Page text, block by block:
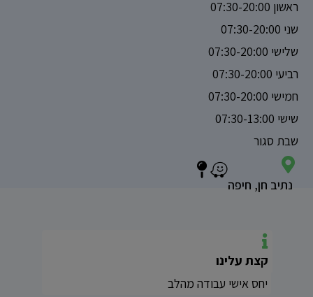
ראשון 07:30-20:00
שני 07:30-20:00
שלישי 07:30-20:00
רביעי 07:30-20:00
חמישי 07:30-20:00
שישי 07:30-13:00
שבת סגור
נתיב חן, חיפה
קצת עלינו
יחס אישי עבודה מהלב